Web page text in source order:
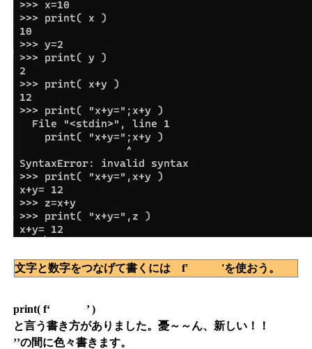
文字と数字をつなげて書くには f' 'を使おう。
print( f‘ ’ )
と言う書き方がありました。憂～～ん、新しい！！
’’の間に色々書きます。